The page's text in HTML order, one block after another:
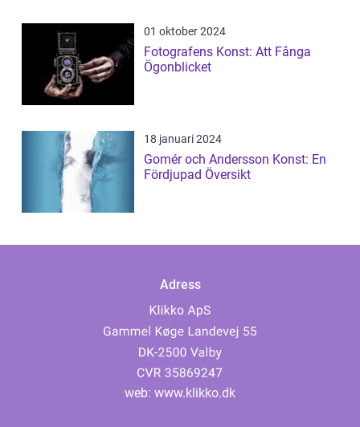
01 oktober 2024
Fotografens Konst: Att Fånga
Ögonblicket
18 januari 2024
Gomér och Andersson Konst: En
Fördjupad Översikt
Adress
web: www.klikko.dk